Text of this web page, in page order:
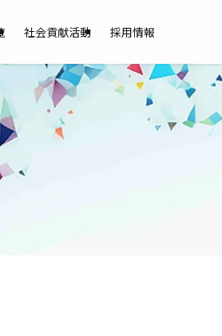
社会貢献活動 採用情報